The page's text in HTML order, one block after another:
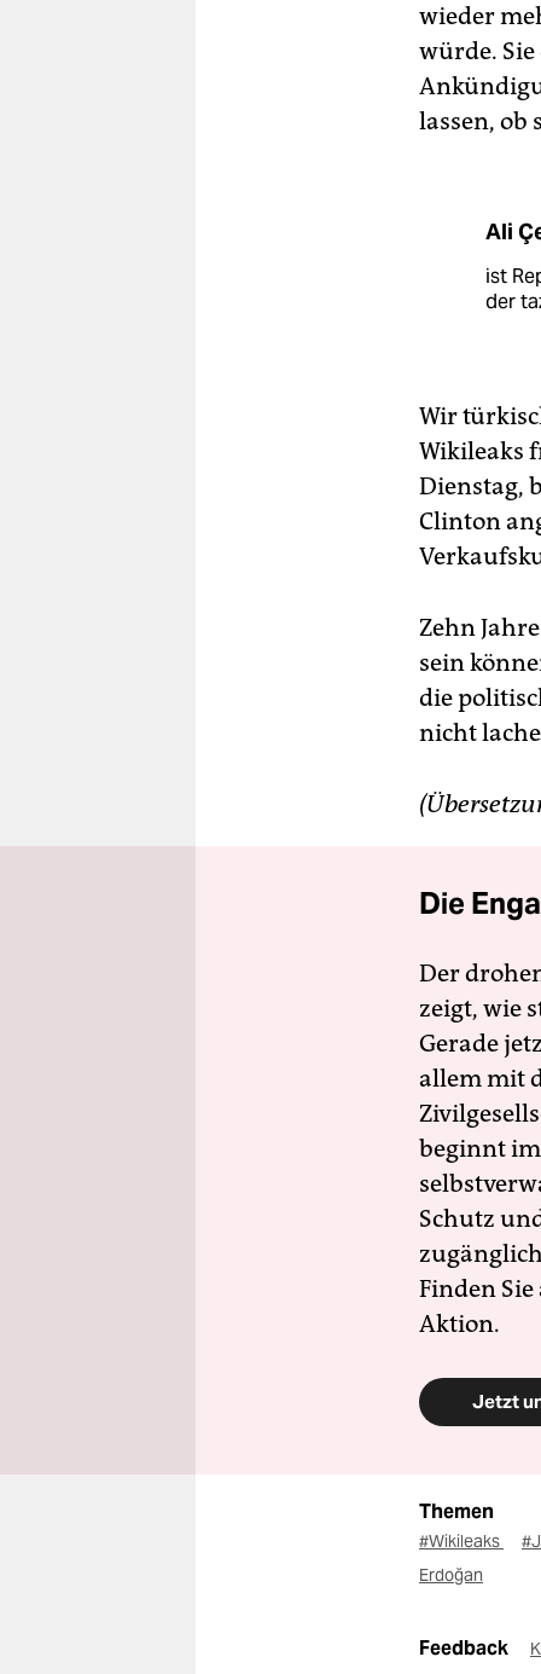
wieder
würde.
lassen, ob
Ali
ist
der
Wir
Wikileaks
Dienstag,
Clinton
Zehn
sein
die
nicht
Die
Der
zeigt, wie
Gerade
allem mit
beginnt
Schutz
Finden
Aktion.
Jetzt
Themen
#Wikileaks
Erdoğan
Feedback